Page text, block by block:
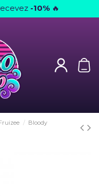
-10% 🔥
Bloody